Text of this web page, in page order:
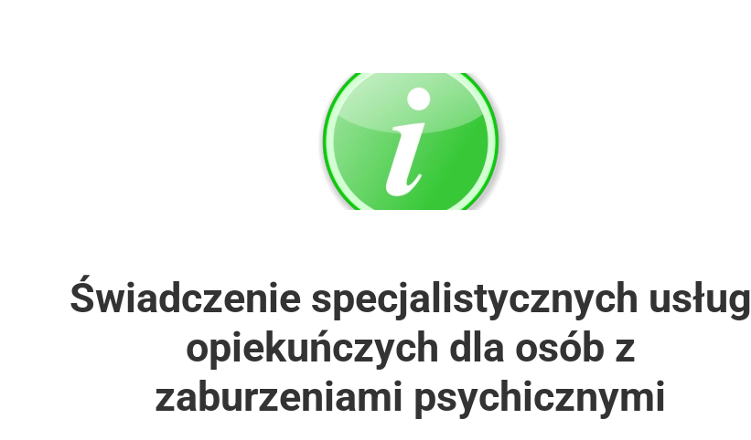
Świadczenie specjalistycznych usług
opiekuńczych dla osób z
zaburzeniami psychicznymi